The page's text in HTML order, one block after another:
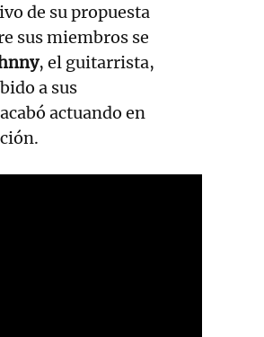
de su propuesta
sus miembros se
, el guitarrista,
a sus
actuando en